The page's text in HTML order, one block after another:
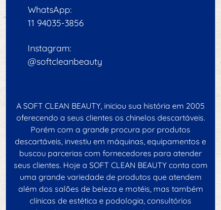
WhatsApp:
11 94035-3856
Instagram:
@softcleanbeauty
A SOFT CLEAN BEAUTY, iniciou sua história em 2005
oferecendo a seus clientes os chinelos descartáveis.
Porém com a grande procura por produtos
descartáveis, investiu em máquinas, equipamentos e
buscou parcerias com fornecedores para atender
seus clientes. Hoje a SOFT CLEAN BEAUTY conta com
uma grande variedade de produtos que atendem
além dos salões de beleza e motéis, mas também
clínicas de estética e podologia, consultórios